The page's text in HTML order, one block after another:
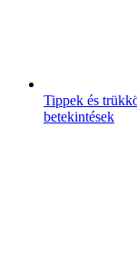
Tippek és
betekintések